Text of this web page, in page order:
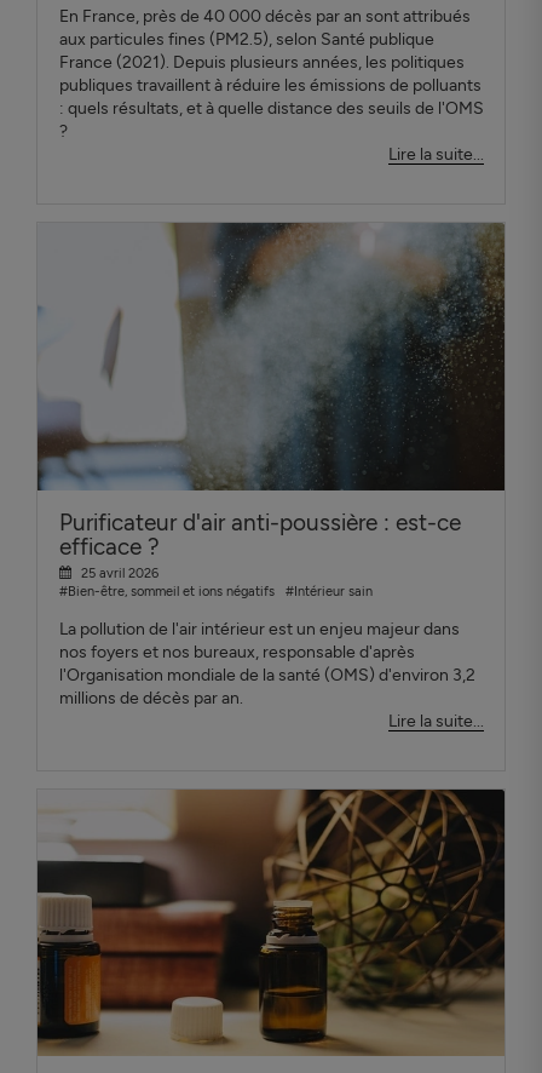
En France, près de 40 000 décès par an sont attribués
aux particules fines (PM2.5), selon Santé publique
France (2021). Depuis plusieurs années, les politiques
publiques travaillent à réduire les émissions de polluants
: quels résultats, et à quelle distance des seuils de l'OMS
?
Lire la suite...
Purificateur d'air anti-poussière : est-ce
efficace ?
25 avril 2026
#Bien-être, sommeil et ions négatifs
#Intérieur sain
La pollution de l'air intérieur est un enjeu majeur dans
nos foyers et nos bureaux, responsable d'après
l'Organisation mondiale de la santé (OMS) d'environ 3,2
millions de décès par an.
Lire la suite...